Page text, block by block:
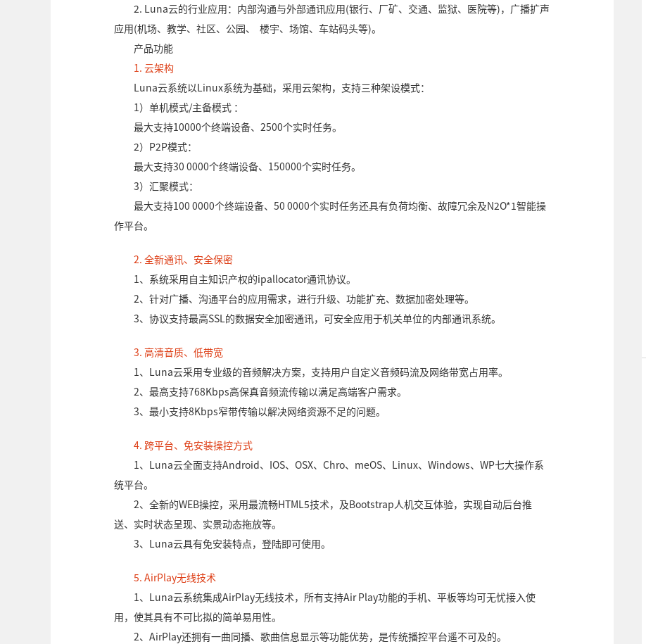
2. Luna云的行业应用：内部沟通与外部通讯应用(银行、厂矿、交通、监狱、医院等)，广播扩声
应用(机场、教学、社区、公园、 楼宇、场馆、车站码头等)。
产品功能
1. 云架构
Luna云系统以Linux系统为基础，采用云架构，支持三种架设模式：
1）单机模式/主备模式 ：
最大支持10000个终端设备、2500个实时任务。
2）P2P模式：
最大支持30 0000个终端设备、150000个实时任务。
3）汇聚模式：
最大支持100 0000个终端设备、50 0000个实时任务还具有负荷均衡、故障冗余及N2O*1智能操
作平台。
2. 全新通讯、安全保密
1、系统采用自主知识产权的ipallocator通讯协议。
2、针对广播、沟通平台的应用需求，进行升级、功能扩充、数据加密处理等。
3、协议支持最高SSL的数据安全加密通讯，可安全应用于机关单位的内部通讯系统。
3. 高清音质、低带宽
1、Luna云采用专业级的音频解决方案，支持用户自定义音频码流及网络带宽占用率。
2、最高支持768Kbps高保真音频流传输以满足高端客户需求。
3、最小支持8Kbps窄带传输以解决网络资源不足的问题。
4. 跨平台、免安装操控方式
1、Luna云全面支持Android、IOS、OSX、Chro、meOS、Linux、Windows、WP七大操作系
统平台。
2、全新的WEB操控，采用最流畅HTML5技术，及Bootstrap人机交互体验，实现自动后台推
送、实时状态呈现、实景动态拖放等。
3、Luna云具有免安装特点，登陆即可使用。
5. AirPlay无线技术
1、Luna云系统集成AirPlay无线技术，所有支持Air Play功能的手机、平板等均可无忧接入使
用，使其具有不可比拟的简单易用性。
2、AirPlay还拥有一曲同播、歌曲信息显示等功能优势，是传统播控平台遥不可及的。